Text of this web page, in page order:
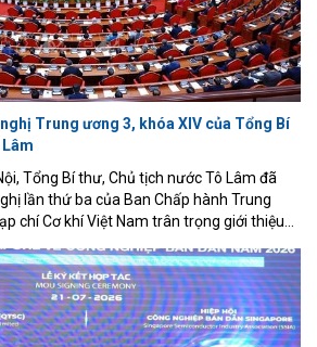
Trung ương 3, khóa XIV của Tổng Bí
Tổng Bí thư, Chủ tịch nước Tô Lâm đã
lần thứ ba của Ban Chấp hành Trung
chí Cơ khí Việt Nam trân trọng giới thiệu